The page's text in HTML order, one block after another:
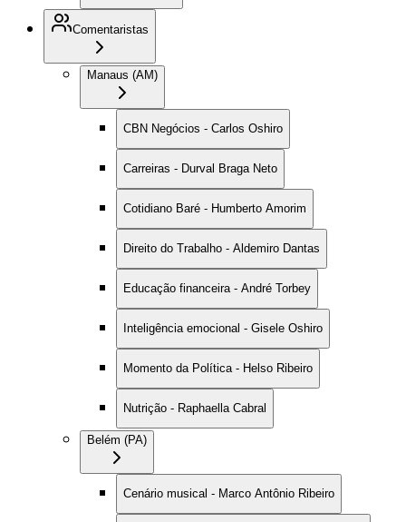
Comentaristas
Manaus (AM)
CBN Negócios - Carlos Oshiro
Carreiras - Durval Braga Neto
Cotidiano Baré - Humberto Amorim
Direito do Trabalho - Aldemiro Dantas
Educação financeira - André Torbey
Inteligência emocional - Gisele Oshiro
Momento da Política - Helso Ribeiro
Nutrição - Raphaella Cabral
Belém (PA)
Cenário musical - Marco Antônio Ribeiro